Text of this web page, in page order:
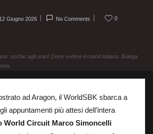
12 Giugno 2026 No Comments 0
occhio agli orari! Dove vedere il round italiano. Bulega
ad Aragon, il WorldSBK sbarca a
appuntamenti più attesi dell’intera
World Circuit Marco Simoncelli